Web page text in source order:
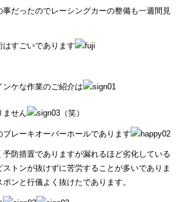
だったのでレーシングカーの整備も一週間見
すごいであります
ケな作業のご紹介は
ません （笑）
レーキオーバーホールであります
防措置でありますが漏れるほど劣化している
トンが抜けずに苦労することが多いでありま
ンと行儀よく抜けたであります。